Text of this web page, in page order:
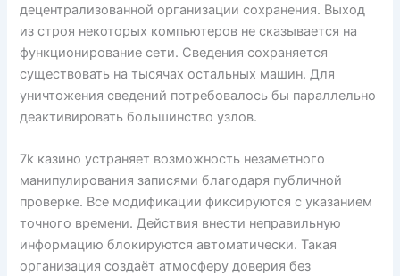
децентрализованной организации сохранения. Выход
из строя некоторых компьютеров не сказывается на
функционирование сети. Сведения сохраняется
существовать на тысячах остальных машин. Для
уничтожения сведений потребовалось бы параллельно
деактивировать большинство узлов.
7k казино устраняет возможность незаметного
манипулирования записями благодаря публичной
проверке. Все модификации фиксируются с указанием
точного времени. Действия внести неправильную
информацию блокируются автоматически. Такая
организация создаёт атмосферу доверия без